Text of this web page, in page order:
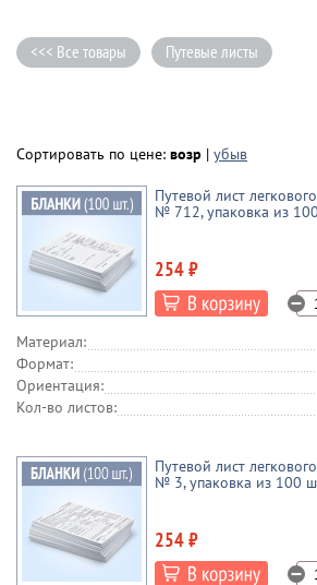
Поставщикам
<<< Все товары Путевые листы
Сортировать по цене: возр | убыв
Путевой лист
№ 712, упаковка из
254 ₽
Материал:
Формат:
Ориентация:
Кол-во листов:
Путевой лист
№ 3, упаковка из 100
254 ₽